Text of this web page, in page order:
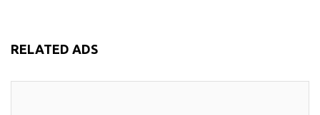
RELATED ADS